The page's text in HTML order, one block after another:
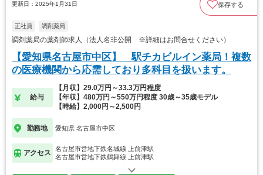
更新日：2025年1月31日 保存する
正社員 調剤薬局
調剤薬局の薬剤師求人（法人名非公開 ※詳細はお問合せください）
【愛知県名古屋市中区】 駅チカビルイン薬局！複数
の医療機関から応需しており多科目を扱います。
給与
【月収】29.0万円～33.3万円程度
【年収】480万円～550万円程度 30歳～35歳モデル
【時給】2,000円～2,500円
勤務地 愛知県 名古屋市中区
アクセス
名古屋市営地下鉄名城線 上前津駅
名古屋市営地下鉄鶴舞線 上前津駅